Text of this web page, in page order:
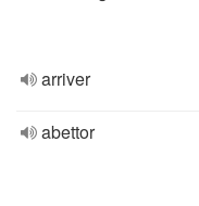
arriver
abettor